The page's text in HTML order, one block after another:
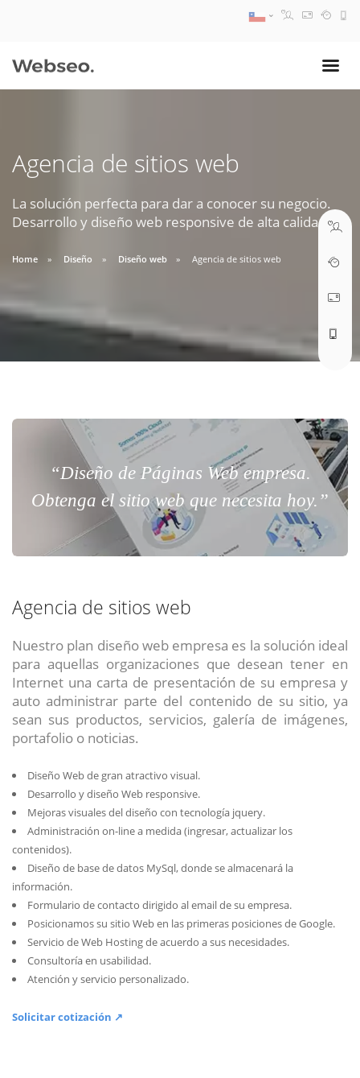
Agencia de sitios web
La solución perfecta para dar a conocer su negocio.
Desarrollo y diseño web responsive de alta calidad.
Home Diseño Diseño web Agencia de sitios web
“Diseño de Páginas Web empresa.
Obtenga el sitio web que necesita hoy.”
Agencia de sitios web
Nuestro plan diseño web empresa es la solución ideal
para aquellas organizaciones que desean tener en
Internet una carta de presentación de su empresa y
auto administrar parte del contenido de su sitio, ya
sean sus productos, servicios, galería de imágenes,
portafolio o noticias.
Diseño Web de gran atractivo visual.
Desarrollo y diseño Web responsive.
Mejoras visuales del diseño con tecnología jquery.
Administración on-line a medida (ingresar, actualizar los
contenidos).
Diseño de base de datos MySql, donde se almacenará la
información.
Formulario de contacto dirigido al email de su empresa.
Posicionamos su sitio Web en las primeras posiciones de Google.
Servicio de Web Hosting de acuerdo a sus necesidades.
Consultoría en usabilidad.
Atención y servicio personalizado.
Solicitar cotización ↗
09:30 AM A 18:30 PM
soporte@webseo.cl